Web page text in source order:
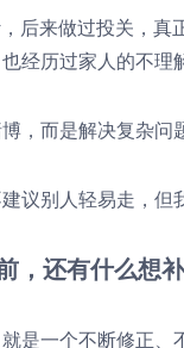
后来做过投关，真
经历过家人的不理
，而是解决复杂问
议别人轻易走，但
，还有什么想
是一个不断修正、